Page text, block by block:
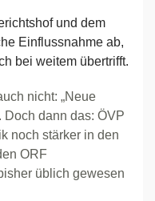
und dem
Einflussnahme ab,
bei weitem übertrifft.
nicht: „Neue
Doch dann das: ÖVP
noch stärker in den
ORF
üblich gewesen